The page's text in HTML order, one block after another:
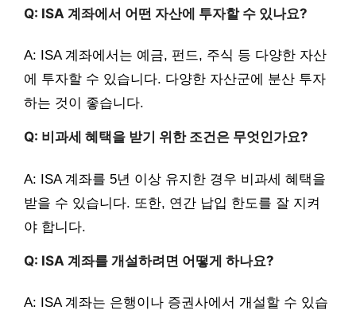
Q: ISA 계좌에서 어떤 자산에 투자할 수 있나요?
A: ISA 계좌에서는 예금, 펀드, 주식 등 다양한 자산
에 투자할 수 있습니다. 다양한 자산군에 분산 투자
하는 것이 좋습니다.
Q: 비과세 혜택을 받기 위한 조건은 무엇인가요?
A: ISA 계좌를 5년 이상 유지한 경우 비과세 혜택을
받을 수 있습니다. 또한, 연간 납입 한도를 잘 지켜
야 합니다.
Q: ISA 계좌를 개설하려면 어떻게 하나요?
A: ISA 계좌는 은행이나 증권사에서 개설할 수 있습